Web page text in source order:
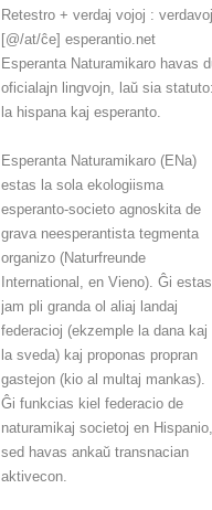
Retestro + verdaj vojoj :
[@/at/ĉe] esperantio.net
Esperanta Naturamikaro havas
oficialajn lingvojn, laŭ sia statuto:
la hispana kaj esperanto.
Esperanta Naturamikaro (ENa)
estas la sola ekologiisma
esperanto-societo agnoskita de
grava neesperantista tegmenta
organizo (Naturfreunde
International, en Vieno). Ĝi estas
jam pli granda ol aliaj landaj
federacioj (ekzemple la dana kaj
la sveda) kaj proponas propran
gastejon (kio al multaj mankas).
Ĝi funkcias kiel federacio de
naturamikaj societoj en Hispanio,
sed havas ankaŭ transnacian
aktivecon.